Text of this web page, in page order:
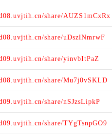
share/AUZS1mCxRx
share/uDszlNmrwF
share/yinvbItPaZ
share/Mu7j0vSKLD
share/nSJzsLipkP
share/TYgTsnpGO9